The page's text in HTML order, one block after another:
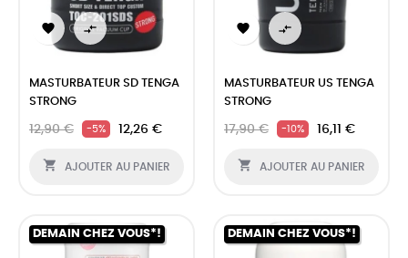
 
MASTURBATEUR SD TENGA
STRONG
12,90 € -5% 12,26 €
 AJOUTER AU PANIER
 
MASTURBATEUR US TENGA
STRONG
17,90 € -10% 16,11 €
 AJOUTER AU PANIER
DEMAIN CHEZ VOUS*! DEMAIN CHEZ VOUS*!